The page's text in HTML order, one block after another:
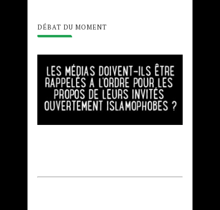
DÉBAT DU MOMENT